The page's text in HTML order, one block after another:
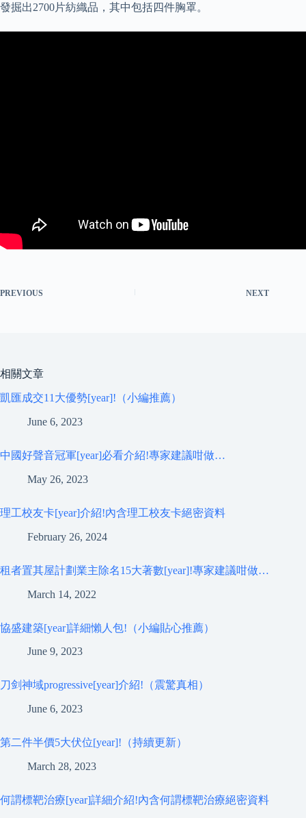
發掘出2700片紡織品，其中包括四件胸罩。
PREVIOUS NEXT
相關文章
凱匯成交11大優勢[year]!（小編推薦）
June 6, 2023
中國好聲音冠軍[year]必看介紹!專家建議咁做…
May 26, 2023
理工校友卡[year]介紹!內含理工校友卡絕密資料
February 26, 2024
租者置其屋計劃業主除名15大著數[year]!專家建議咁做…
March 14, 2022
協盛建築[year]詳細懶人包!（小編貼心推薦）
June 9, 2023
刀剑神域progressive[year]介紹!（震驚真相）
June 6, 2023
第二件半價5大伏位[year]!（持續更新）
March 28, 2023
何謂標靶治療[year]詳細介紹!內含何謂標靶治療絕密資料